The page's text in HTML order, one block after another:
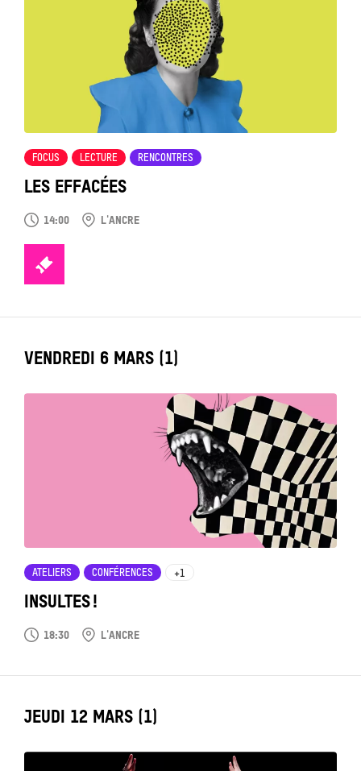
LES EFFACÉES
FOCUS LECTURE RENCONTRES
14:00 L'ANCRE
TICKETS
LABEL_DATE
VENDREDI 6 MARS (1)
INSULTES !
ATELIERS CONFÉRENCES +1
18:30 L'ANCRE
LABEL_DATE
JEUDI 12 MARS (1)